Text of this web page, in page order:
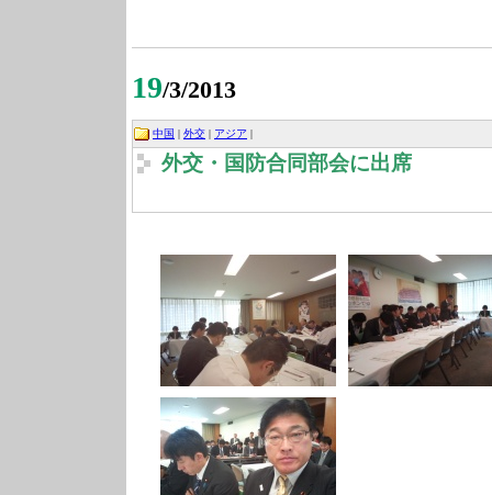
19/3/2013
中国 外交 アジア
外交・国防合同部会に出席